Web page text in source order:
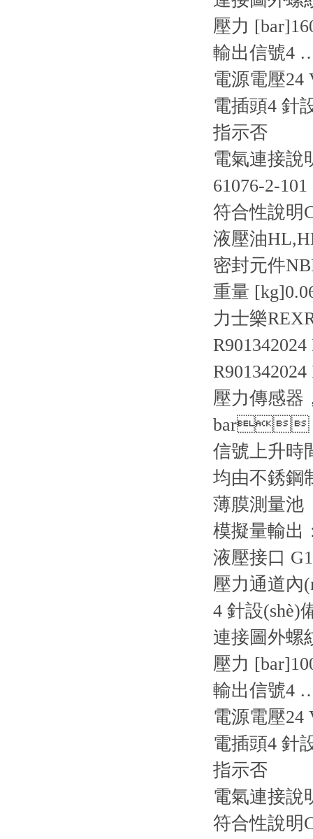
壓力 [bar]
輸出信號4
電源電壓24
電插頭4 針
指示否
電氣連接說
61076-2-101
符合性說明
液壓油
密封元件
重量 [kg]
力士樂
壓力傳感器
bar，
信號上升時
均由不銹鋼
薄膜測量池
模擬量輸出
液壓接口
壓力通道內
4 針設
連接圖外螺
壓力 [bar]
輸出信號4
電源電壓24
電插頭4 針
指示否
電氣連接說
符合性說明